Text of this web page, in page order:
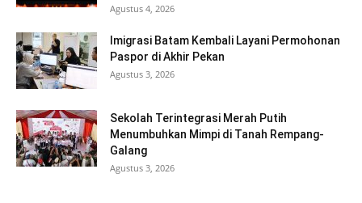
Agustus 4, 2026
Imigrasi Batam Kembali Layani Permohonan
Paspor di Akhir Pekan
Agustus 3, 2026
Sekolah Terintegrasi Merah Putih
Menumbuhkan Mimpi di Tanah Rempang-
Galang
Agustus 3, 2026